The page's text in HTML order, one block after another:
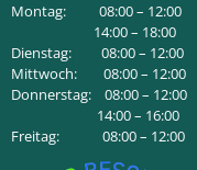
Montag: 08:00 – 12:00
14:00 – 18:00
Dienstag: 08:00 – 12:00
Mittwoch: 08:00 – 12:00
Donnerstag: 08:00 – 12:00
14:00 – 16:00
Freitag: 08:00 – 12:00